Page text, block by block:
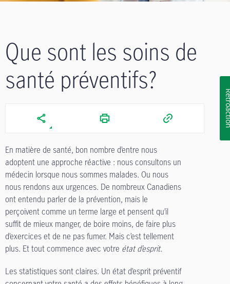
Que sont les soins de
santé préventifs?
En matière de santé, bon nombre d’entre nous
adoptent une approche réactive : nous consultons un
médecin lorsque nous sommes malades. Ou nous
nous rendons aux urgences. De nombreux Canadiens
ont entendu parler de la prévention, mais le
perçoivent comme un terme large et pensent qu’il
suffit de mieux manger, de boire moins, de faire plus
d’exercices et de ne pas fumer. Mais c’est tellement
plus. Et tout commence avec votre état d’esprit.
Les statistiques sont claires. Un état d’esprit préventif